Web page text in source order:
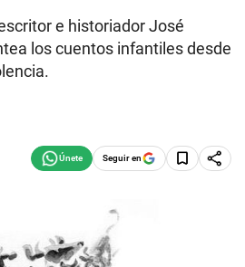
e historiador José
los cuentos infantiles desde
Seguir en